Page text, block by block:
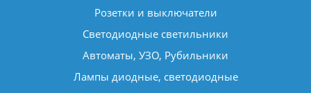
Розетки и выключатели
Светодиодные светильники
Автоматы, УЗО, Рубильники
Лампы диодные, светодиодные